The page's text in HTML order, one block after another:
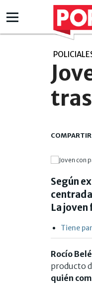
Según
La joven
Tiene
Rocío
producto
quién